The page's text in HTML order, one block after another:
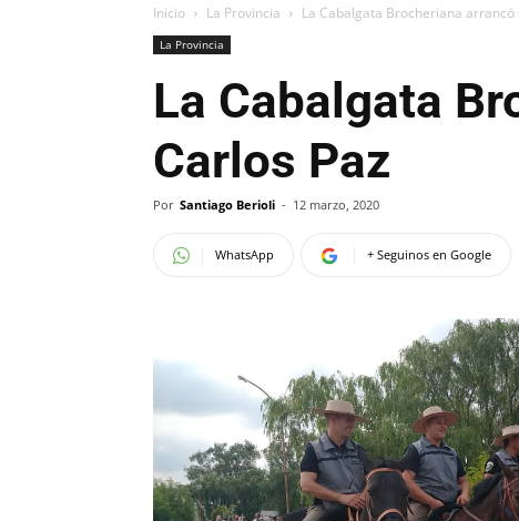
Inicio La Provincia La Cabalgata Brocheriana
La Provincia
La Cabalgata
Carlos Paz
Por Santiago Berioli - 12 marzo, 2020
WhatsApp + Seguinos en Google